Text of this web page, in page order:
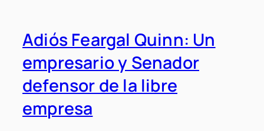
Adiós Feargal Quinn: Un
empresario y Senador
defensor de la libre
empresa